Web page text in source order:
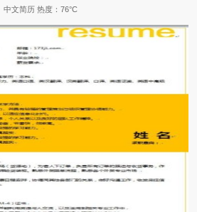
中文简历 热度：76°C